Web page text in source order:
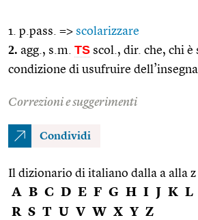
1. p.pass. => scolarizzare
2. agg., s.m. TS scol., dir. che, chi è
condizione di usufruire
Correzioni e suggerimenti
Condividi
Il dizionario di italiano dalla a alla z
A B C D E F G H I J K L
R S T U V W X Y Z